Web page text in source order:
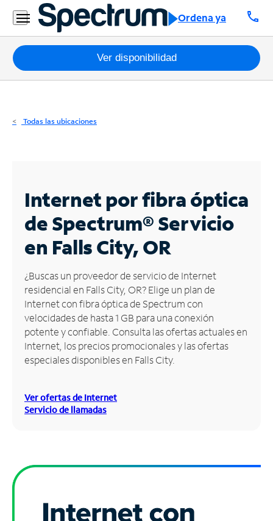
Ordena ya call
Residencial
Business
Paquetes
Internet
Business
Contáctanos
Inglés
Administrar
cuenta
Encuentra
una
tienda
Ver disponibilidad
Todas las ubicaciones
Internet por fibra óptica
de Spectrum®Servicio
en Falls City, OR
¿Buscas un proveedor de servicio de Internet
residencial en Falls City, OR? Elige un plan de
Internet con fibra óptica de Spectrum con
velocidades de hasta 1 GB para una conexión
potente y confiable. Consulta las ofertas actuales en
Internet, los precios promocionales y las ofertas
especiales disponibles en Falls City.
Ver ofertas de Internet
Servicio de llamadas